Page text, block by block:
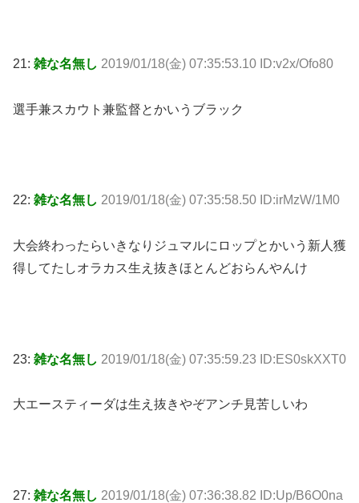
21: 雑な名無し 2019/01/18(金) 07:35:53.10 ID:v2x/Ofo80
選手兼スカウト兼監督とかいうブラック
22: 雑な名無し 2019/01/18(金) 07:35:58.50 ID:irMzW/1M0
大会終わったらいきなりジュマルにロップとかいう新人獲
得してたしオラカス生え抜きほとんどおらんやんけ
23: 雑な名無し 2019/01/18(金) 07:35:59.23 ID:ES0skXXT0
大エースティーダは生え抜きやぞアンチ見苦しいわ
27: 雑な名無し 2019/01/18(金) 07:36:38.82 ID:Up/B6O0na